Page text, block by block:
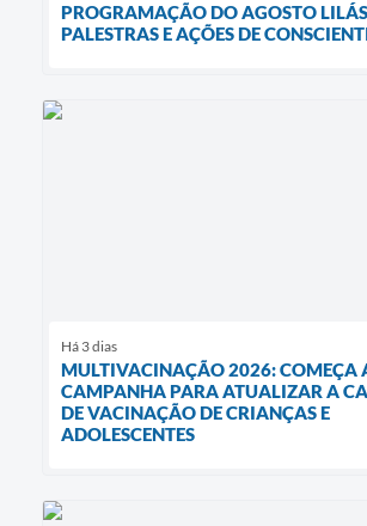
PROGRAMAÇÃO DO AGOSTO
PALESTRAS E AÇÕES DE
Há 3 dias
MULTIVACINAÇÃO 2026: COMEÇA
CAMPANHA PARA ATUALIZAR A
DE VACINAÇÃO DE CRIANÇAS E
ADOLESCENTES